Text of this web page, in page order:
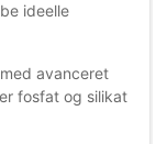
ideelle
avanceret
fosfat og silikat